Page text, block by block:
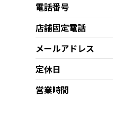
電話番号
店舗固定電話
メールアドレス
定休日
営業時間